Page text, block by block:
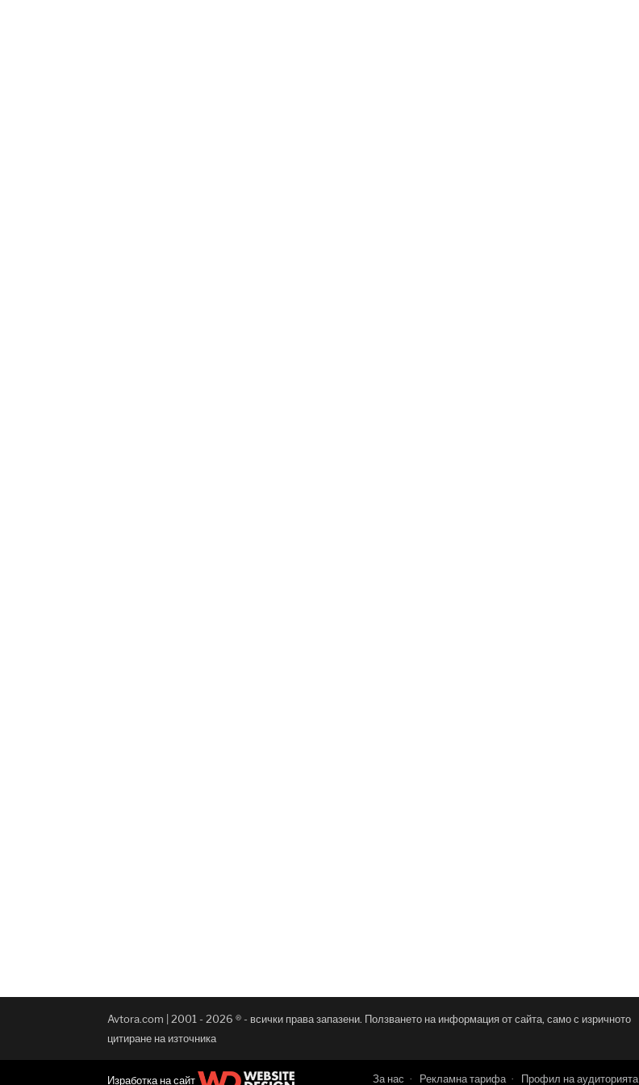
Avtora.com | 2001 - 2026 ® - всички права запазени. Ползването на информация от сайта, само с изричното
цитиране на източника
Изработка на сайт За нас Рекламна тарифа Профил на аудиторията